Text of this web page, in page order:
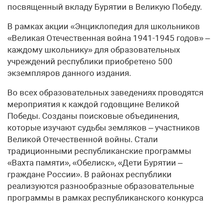
посвященный вкладу Бурятии в Великую Победу.
В рамках акции «Энциклопедия для школьников
«Великая Отечественная война 1941-1945 годов» –
каждому школьнику» для образовательных
учреждений республики приобретено 500
экземпляров данного издания.
Во всех образовательных заведениях проводятся
мероприятия к каждой годовщине Великой
Победы. Созданы поисковые объединения,
которые изучают судьбы земляков – участников
Великой Отечественной войны. Стали
традиционными республиканские программы
«Вахта памяти», «Обелиск», «Дети Бурятии –
граждане России». В районах республики
реализуются разнообразные образовательные
программы в рамках республиканского конкурса